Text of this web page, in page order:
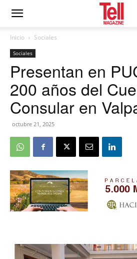
Inicio Sociales
Sociales
Presentan en
200 años del
Consular en
octubre 21, 2025